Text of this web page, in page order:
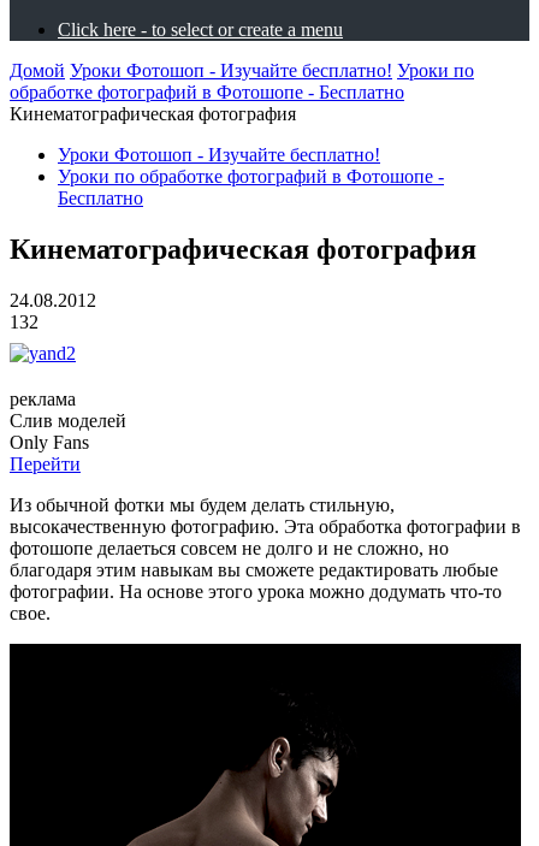
Click here - to select or create a menu
Домой Уроки Фотошоп - Изучайте бесплатно! Уроки по
обработке фотографий в Фотошопе - Бесплатно
Кинематографическая фотография
Уроки Фотошоп - Изучайте бесплатно!
Уроки по обработке фотографий в Фотошопе -
Бесплатно
Кинематографическая фотография
24.08.2012
132
реклама
Слив моделей
Only Fans
Перейти
Из обычной фотки мы будем делать стильную,
высокачественную фотографию. Эта обработка фотографии в
фотошопе делаеться совсем не долго и не сложно, но
благодаря этим навыкам вы сможете редактировать любые
фотографии. На основе этого урока можно додумать что-то
свое.